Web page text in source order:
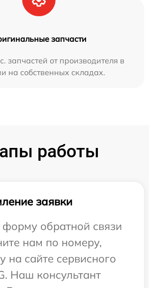
запчасти
запчастей от производителя в
на собственных складах.
работы
заявки
обратной связи
нам по номеру,
на сайте сервисного
Наш консультант